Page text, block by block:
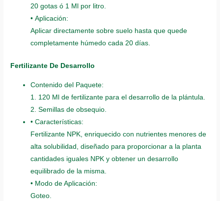
20 gotas ó 1 Ml por litro.
• Aplicación:
Aplicar directamente sobre suelo hasta que quede
completamente húmedo cada 20 días.
Fertilizante De Desarrollo
Contenido del Paquete:
1. 120 Ml de fertilizante para el desarrollo de la plántula.
2. Semillas de obsequio.
• Características:
Fertilizante NPK, enriquecido con nutrientes menores de
alta solubilidad, diseñado para proporcionar a la planta
cantidades iguales NPK y obtener un desarrollo
equilibrado de la misma.
• Modo de Aplicación:
Goteo.